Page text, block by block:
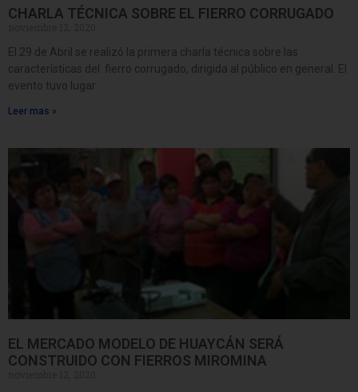
CHARLA TÉCNICA SOBRE EL FIERRO CORRUGADO
El 29 de Abril se realizó la primera charla técnica sobre las
características del fierro corrugado, dirigida al público en general. El
evento tuvo lugar
Leer mas »
EL MERCADO MODELO DE HUAYCÁN SERÁ
CONSTRUIDO CON FIERROS MIROMINA